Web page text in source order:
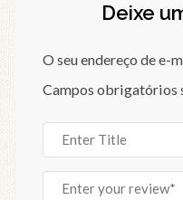
Deixe
O seu endereço de e-
Campos obrigatórios